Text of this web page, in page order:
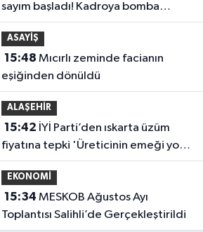
sayım başladı! Kadroya bomba
isimler dahil oldu
ASAYİŞ
15:48
eşiğinden dönüldü
ALAŞEHİR
15:42
fiyatına tepki 'Üreticinin emeği yok
sayılamaz'
EKONOMİ
15:34
Toplantısı Salihli’de Gerçekleştirildi